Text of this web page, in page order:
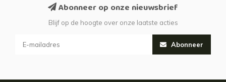
Abonneer op onze nieuwsbrief
Blijf op de hoogte over onze laatste acties
Abonneer